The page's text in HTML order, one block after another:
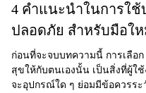
4 คำแนะนำในการใ
ปลอดภัย สำหรับมือใ
ก่อนที่จะจบบทความนี้ การเลือก
สุขให้กับตนเองนั้น เป็นสิ่งที่ผู้ใช้
จะอุปกรณ์ใด ๆ ย่อมมีข้อควรร